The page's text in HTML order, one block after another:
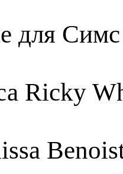
для Симс
Ricky